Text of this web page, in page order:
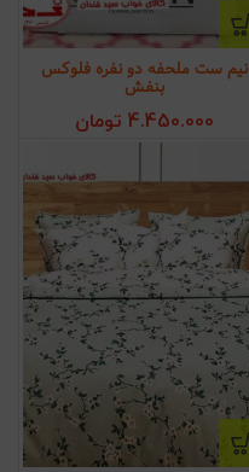
نیم ست ملحفه دو نفره فلوکس
بنفش
4.450.000 تومان